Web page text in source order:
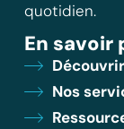
quotidien.
En savoir
Nos